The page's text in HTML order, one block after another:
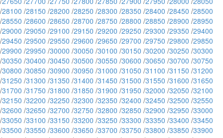
/28100 /28150 /28200 /28250 /28300 /28350 /28400 /28450 /28500
/28550 /28600 /28650 /28700 /28750 /28800 /28850 /28900 /28950
/29000 /29050 /29100 /29150 /29200 /29250 /29300 /29350 /29400
/29450 /29500 /29550 /29600 /29650 /29700 /29750 /29800 /29850
/29900 /29950 /30000 /30050 /30100 /30150 /30200 /30250 /30300
/30350 /30400 /30450 /30500 /30550 /30600 /30650 /30700 /30750
/30800 /30850 /30900 /30950 /31000 /31050 /31100 /31150 /31200
/31250 /31300 /31350 /31400 /31450 /31500 /31550 /31600 /31650
/31700 /31750 /31800 /31850 /31900 /31950 /32000 /32050 /32100
/32150 /32200 /32250 /32300 /32350 /32400 /32450 /32500 /32550
/32600 /32650 /32700 /32750 /32800 /32850 /32900 /32950 /33000
/33050 /33100 /33150 /33200 /33250 /33300 /33350 /33400 /33450
/33500 /33550 /33600 /33650 /33700 /33750 /33800 /33850 /33900